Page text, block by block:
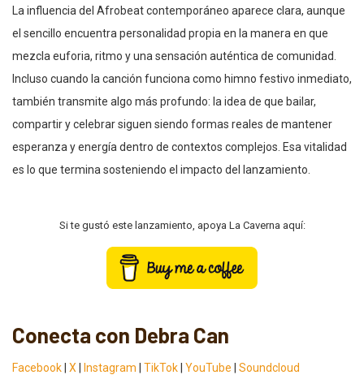
La influencia del Afrobeat contemporáneo aparece clara, aunque
el sencillo encuentra personalidad propia en la manera en que
mezcla euforia, ritmo y una sensación auténtica de comunidad.
Incluso cuando la canción funciona como himno festivo inmediato,
también transmite algo más profundo: la idea de que bailar,
compartir y celebrar siguen siendo formas reales de mantener
esperanza y energía dentro de contextos complejos. Esa vitalidad
es lo que termina sosteniendo el impacto del lanzamiento.
Si te gustó este lanzamiento, apoya La Caverna aquí:
Conecta con Debra Can
Facebook X Instagram TikTok YouTube Soundcloud